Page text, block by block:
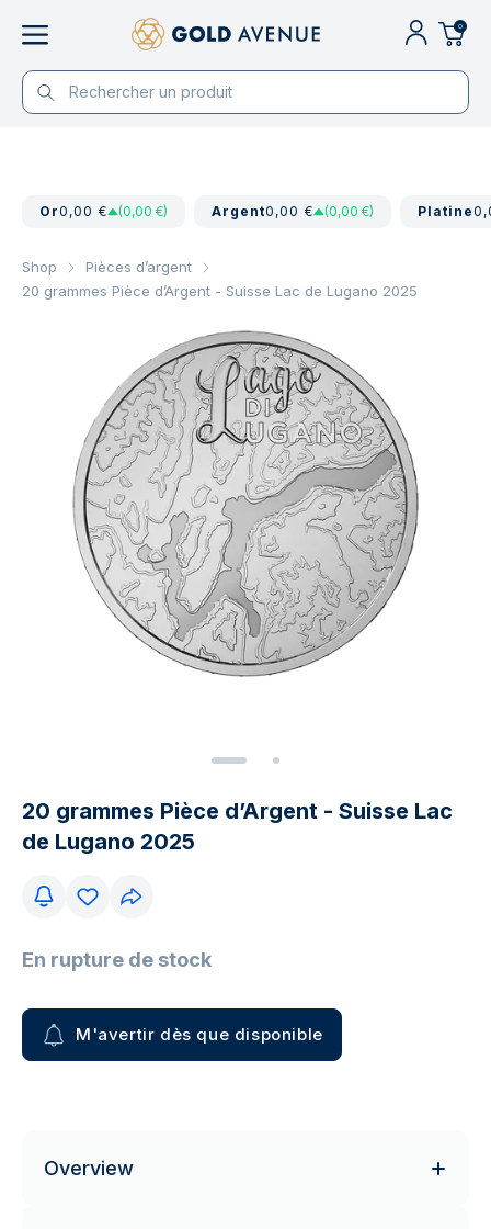
0
Or0,00 € (0,00 €) Argent0,00 € (0,00 €) Platine
Shop
Pièces d’argent
20 grammes Pièce d’Argent - Suisse Lac de Lugano 2025
20 grammes Pièce d’Argent - Suisse Lac
de Lugano 2025
En rupture de stock
M'avertir dès que disponible
Overview